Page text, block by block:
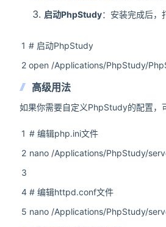
启动PhpStudy：安装完成后，
1
2
# 启动PhpStudy
open /Applications/PhpStudy/
高级用法
如果你需要自定义PhpStudy的配置，
1
2
3
4
5
# 编辑php.ini文件
nano /Applications/PhpStudy/
# 编辑httpd.conf文件
nano /Applications/PhpStudy/